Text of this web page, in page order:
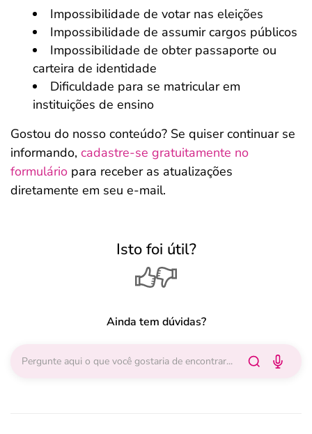
Impossibilidade de votar nas eleições
Impossibilidade de assumir cargos públicos
Impossibilidade de obter passaporte ou
carteira de identidade
Dificuldade para se matricular em
instituições de ensino
Gostou do nosso conteúdo? Se quiser continuar se
informando, cadastre-se gratuitamente no
formulário para receber as atualizações
diretamente em seu e-mail.
Isto foi útil?
Ainda tem dúvidas?